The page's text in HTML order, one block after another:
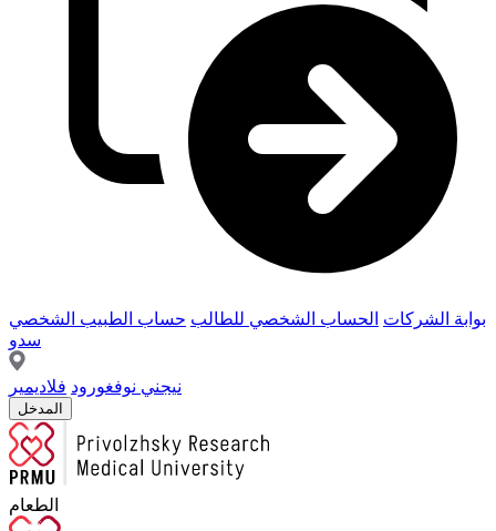
بوابة الشركات الحساب الشخصي للطالب حساب الطبيب الشخصي
سدو
نيجني نوفغورود فلاديمير
المدخل
الطعام